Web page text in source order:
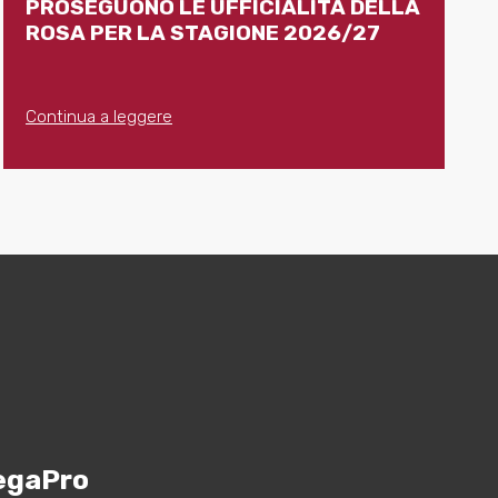
PROSEGUONO LE UFFICIALITÀ DELLA
ROSA PER LA STAGIONE 2026/27
Continua a leggere